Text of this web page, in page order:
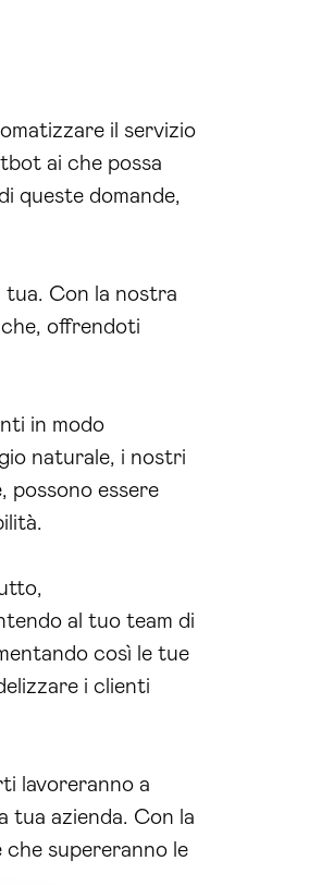
il servizio
ai che possa
queste domande,
tua. Con la nostra
offrendoti
in modo
naturale, i nostri
possono essere
al tuo team di
così le tue
i clienti
lavoreranno a
azienda. Con la
supereranno le